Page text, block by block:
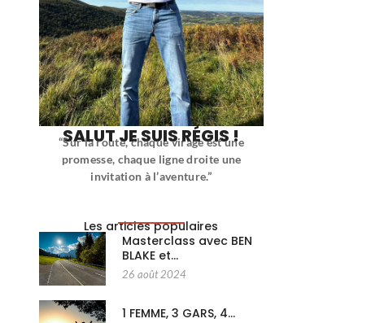
SALUT JE SUIS RÉGIS !
“Sur la route, chaque virage est une
promesse, chaque ligne droite une
invitation à l’aventure.”
Les articles populaires
Masterclass avec BEN
BLAKE et…
26 août 2024
1 FEMME, 3 GARS, 4…